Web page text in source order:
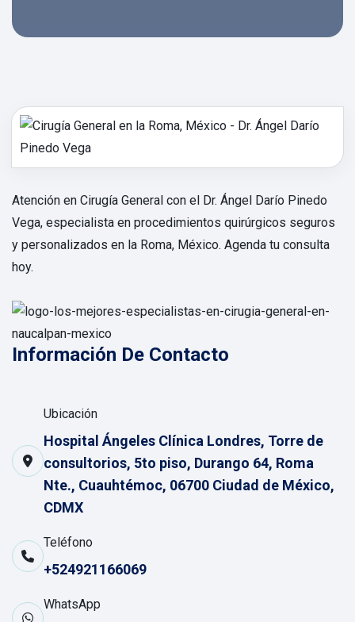
Atención en Cirugía General con el Dr. Ángel Darío Pinedo
Vega, especialista en procedimientos quirúrgicos seguros
y personalizados en la Roma, México. Agenda tu consulta
hoy.
Información De Contacto
Ubicación
Hospital Ángeles Clínica Londres, Torre de
consultorios, 5to piso, Durango 64, Roma
Nte., Cuauhtémoc, 06700 Ciudad de México,
CDMX
Teléfono
+524921166069
WhatsApp